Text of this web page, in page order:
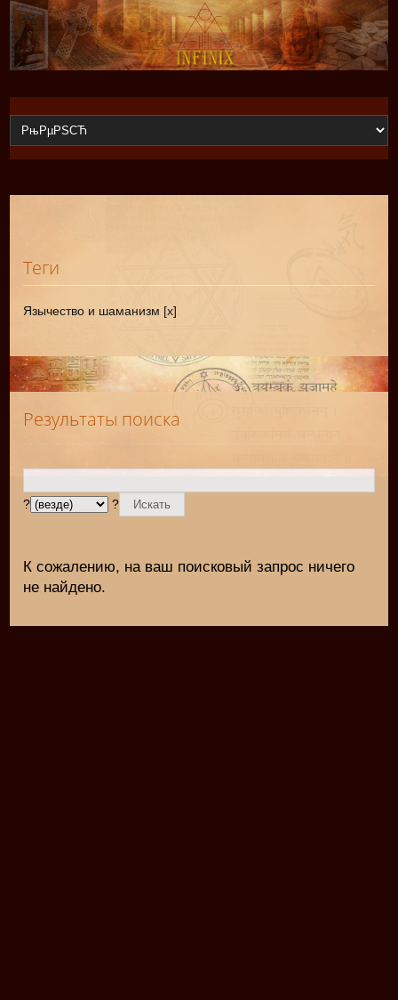
Теги
Язычество и шаманизм [x]
Результаты поиска
? ?
К сожалению, на ваш поисковый запрос ничего
не найдено.